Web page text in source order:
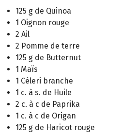
125 g de Quinoa
1 Oignon rouge
2 Ail
2 Pomme de terre
125 g de Butternut
1 Maïs
1 Céleri branche
1 c. à s. de Huile
2 c. à c de Paprika
1 c. à c de Origan
125 g de Haricot rouge